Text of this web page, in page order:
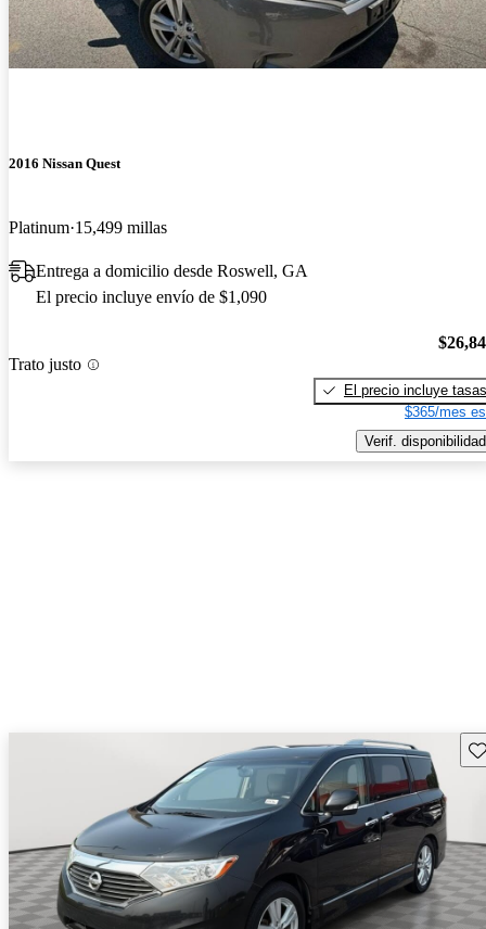
2016 Nissan Quest
Platinum 15,499 millas
Entrega a domicilio desde Roswell, GA
El precio incluye envío de $1,090
Trato justo
El precio incluye tasas
$365/mes
Verif. disponibilidad